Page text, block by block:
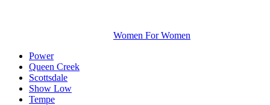
Women For Women
Power
Queen Creek
Scottsdale
Show Low
Tempe